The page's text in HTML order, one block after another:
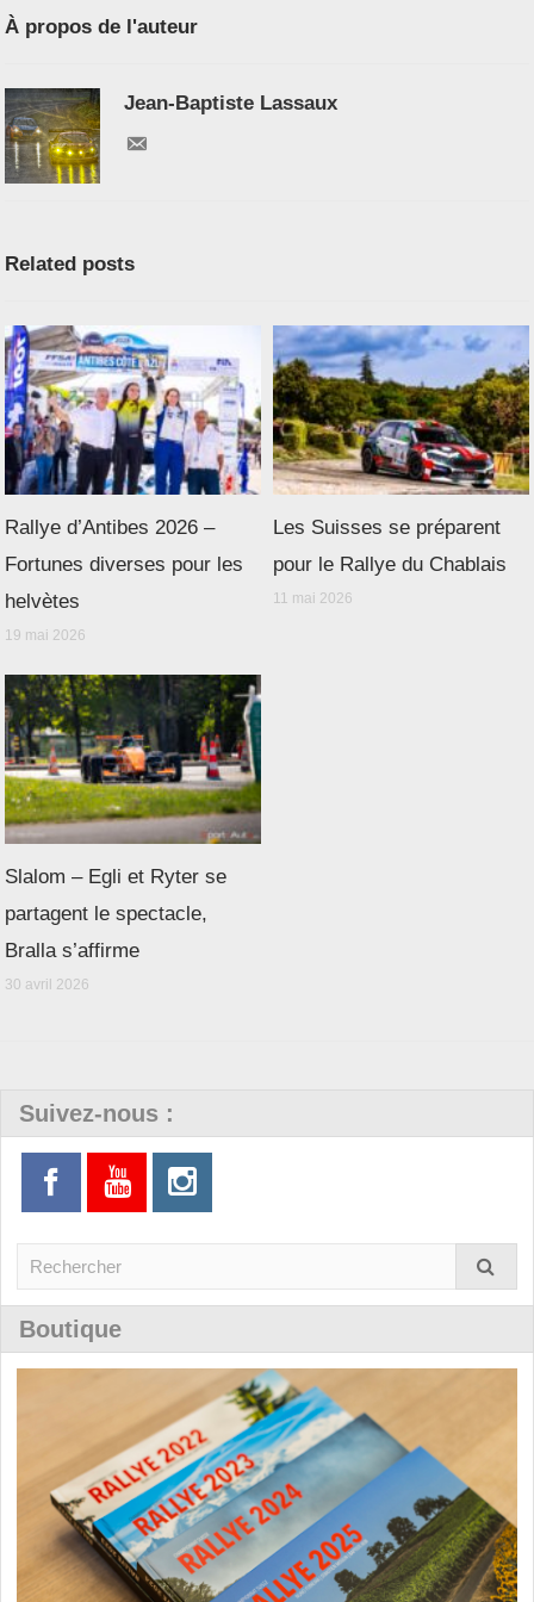
À propos de l'auteur
Jean-Baptiste Lassaux
Related posts
Rallye d’Antibes 2026 –
Fortunes diverses pour les
helvètes
19 mai 2026
Les Suisses se préparent
pour le Rallye du Chablais
11 mai 2026
Slalom – Egli et Ryter se
partagent le spectacle,
Bralla s’affirme
30 avril 2026
Suivez-nous :
Boutique